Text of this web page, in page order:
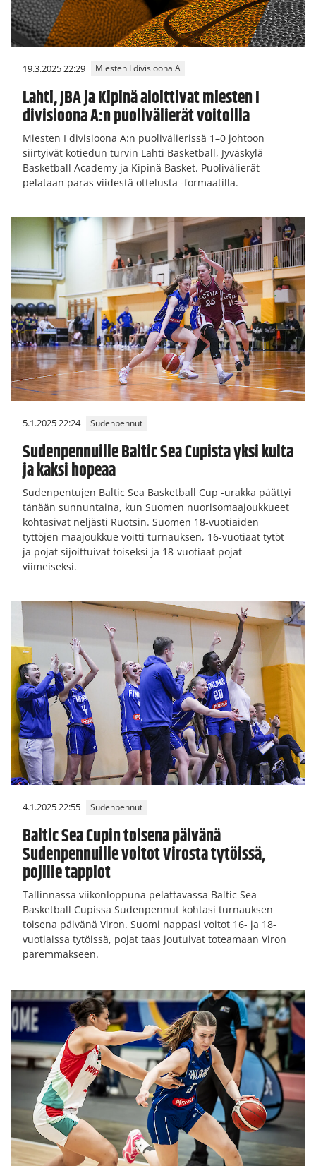
19.3.2025 22:29 Miesten I divisioona A
Lahti, JBA ja Kipinä aloittivat miesten I
divisioona A:n puolivälierät voitoilla
Miesten I divisioona A:n puolivälierissä 1–0 johtoon
siirtyivät kotiedun turvin Lahti Basketball, Jyväskylä
Basketball Academy ja Kipinä Basket. Puolivälierät
pelataan paras viidestä ottelusta -formaatilla.
5.1.2025 22:24 Sudenpennut
Sudenpennuille Baltic Sea Cupista yksi kulta
ja kaksi hopeaa
Sudenpentujen Baltic Sea Basketball Cup -urakka päättyi
tänään sunnuntaina, kun Suomen nuorisomaajoukkueet
kohtasivat neljästi Ruotsin. Suomen 18-vuotiaiden
tyttöjen maajoukkue voitti turnauksen, 16-vuotiaat tytöt
ja pojat sijoittuivat toiseksi ja 18-vuotiaat pojat
viimeiseksi.
4.1.2025 22:55 Sudenpennut
Baltic Sea Cupin toisena päivänä
Sudenpennuille voitot Virosta tytöissä,
pojille tappiot
Tallinnassa viikonloppuna pelattavassa Baltic Sea
Basketball Cupissa Sudenpennut kohtasi turnauksen
toisena päivänä Viron. Suomi nappasi voitot 16- ja 18-
vuotiaissa tytöissä, pojat taas joutuivat toteamaan Viron
paremmakseen.